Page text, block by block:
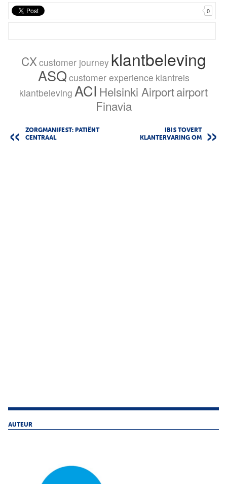
0
CX customer journey klantbeleving
ASQ customer experience klantreis
klantbeleving ACI Helsinki Airportairport
Finavia
ZORGMANIFEST: PATIËNT
CENTRAAL
IBIS TOVERT
KLANTERVARING OM
AUTEUR